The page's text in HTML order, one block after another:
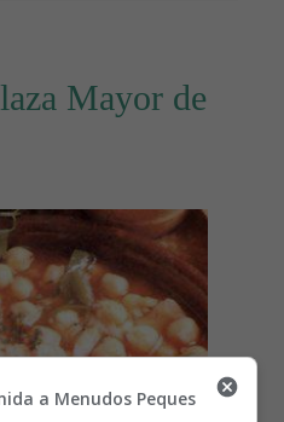
Mayor de
a Menudos Peques